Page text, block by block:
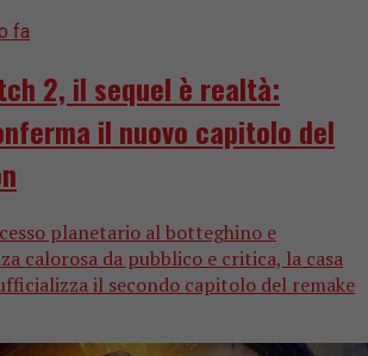
fa
2, il sequel è realtà:
il nuovo capitolo del
planetario al botteghino e
calorosa da pubblico e critica, la casa
il secondo capitolo del remake